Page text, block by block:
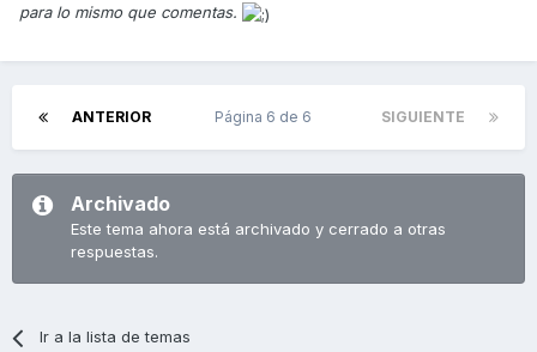
para lo mismo que comentas.
ANTERIOR SIGUIENTE
Página 6 de 6
Archivado
Este tema ahora está archivado y cerrado a otras
respuestas.
Ir a la lista de temas